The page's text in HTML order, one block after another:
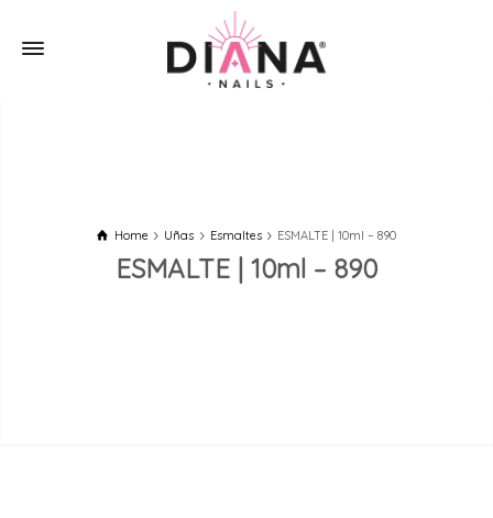
Home Uñas Esmaltes ESMALTE | 10ml – 890
ESMALTE | 10ml – 890